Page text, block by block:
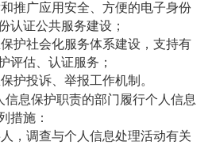
推广应用安全、方便的电子身份
认证公共服务建设；
护社会化服务体系建设，支持有
评估、认证服务；
护投诉、举报工作机制。
息保护职责的部门履行个人信息
措施：
，调查与个人信息处理活动有关